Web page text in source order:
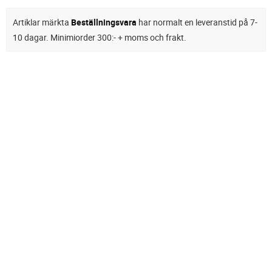
Artiklar märkta Beställningsvara har normalt en leveranstid på 7-
10 dagar. Minimiorder 300:- + moms och frakt.